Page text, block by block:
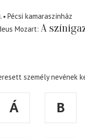
Pécsi kamaraszínház
Mozart A
személy nevének
Á B